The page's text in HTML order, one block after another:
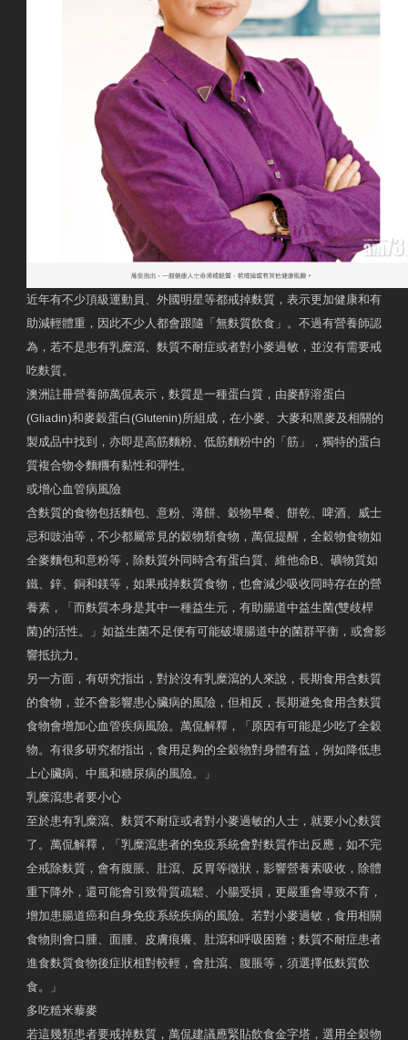
近年有不少頂級運動員、外國明星等都戒掉麩質，表示更加健康和有
助減輕體重，因此不少人都會跟隨「無麩質飲食」。不過有營養師認
為，若不是患有乳糜瀉、麩質不耐症或者對小麥過敏，並沒有需要戒
吃麩質。
澳洲註冊營養師萬侃表示，麩質是一種蛋白質，由麥醇溶蛋白
(Gliadin)和麥穀蛋白(Glutenin)所組成，在小麥、大麥和黑麥及相關的
製成品中找到，亦即是高筋麵粉、低筋麵粉中的「筋」，獨特的蛋白
質複合物令麵糰有黏性和彈性。
或增心血管病風險
含麩質的食物包括麵包、意粉、薄餅、穀物早餐、餅乾、啤酒、威士
忌和豉油等，不少都屬常見的穀物類食物，萬侃提醒，全穀物食物如
全麥麵包和意粉等，除麩質外同時含有蛋白質、維他命B、礦物質如
鐵、鋅、銅和鎂等，如果戒掉麩質食物，也會減少吸收同時存在的營
養素，「而麩質本身是其中一種益生元，有助腸道中益生菌(雙歧桿
菌)的活性。」如益生菌不足便有可能破壞腸道中的菌群平衡，或會影
響抵抗力。
另一方面，有研究指出，對於沒有乳糜瀉的人來說，長期食用含麩質
的食物，並不會影響患心臟病的風險，但相反，長期避免食用含麩質
食物會增加心血管疾病風險。萬侃解釋，「原因有可能是少吃了全穀
物。有很多研究都指出，食用足夠的全穀物對身體有益，例如降低患
上心臟病、中風和糖尿病的風險。」
乳糜瀉患者要小心
至於患有乳糜瀉、麩質不耐症或者對小麥過敏的人士，就要小心麩質
了。萬侃解釋，「乳糜瀉患者的免疫系統會對麩質作出反應，如不完
全戒除麩質，會有腹脹、肚瀉、反胃等徵狀，影響營養素吸收，除體
重下降外，還可能會引致骨質疏鬆、小腸受損，更嚴重會導致不育，
增加患腸道癌和自身免疫系統疾病的風險。若對小麥過敏，食用相關
食物則會口腫、面腫、皮膚痕癢、肚瀉和呼吸困難；麩質不耐症患者
進食麩質食物後症狀相對較輕，會肚瀉、腹脹等，須選擇低麩質飲
食。」
多吃糙米藜麥
若這幾類患者要戒掉麩質，萬侃建議應緊貼飲食金字塔，選用全穀物